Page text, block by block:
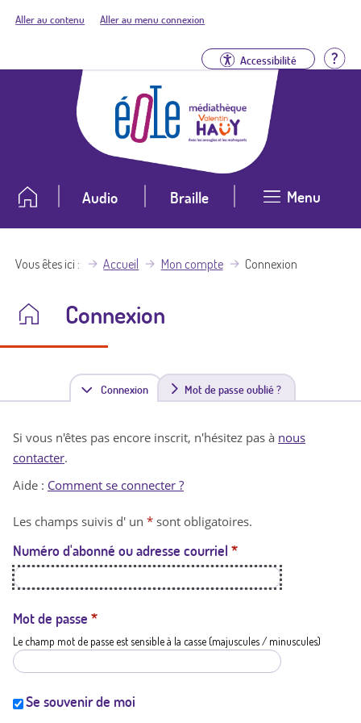
Aller au contenu Aller au menu connexion
Accessibilité
Audio Braille Menu
Vous êtes ici Accueil Mon compte Connexion
Connexion
Connexion(
n
t
a
t
i
Mot de passe oublié ?
Si vous n'êtes pas encore inscrit, n'hésitez pas à nous
contacter.
Aide : Comment se connecter ?
Les champs suivis d' un * sont obligatoires.
Numéro d'abonné ou adresse courriel *
Mot de passe *
Le champ mot de passe est sensible à la casse (majuscules / minuscules)
Se souvenir de moi